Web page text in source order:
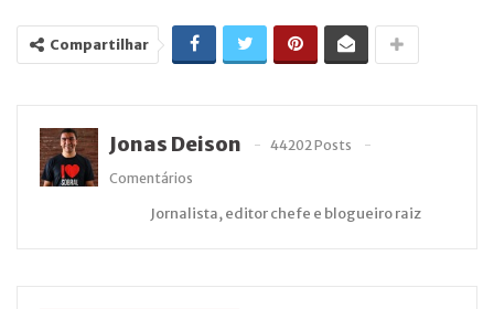
Compartilhar
Jonas Deison
44202 Posts
Comentários
Jornalista, editor chefe e blogueiro raiz